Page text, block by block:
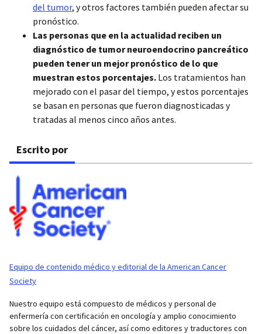
del tumor, y otros factores también pueden afectar su
pronóstico.
Las personas que en la actualidad reciben un
diagnóstico de tumor neuroendocrino pancreático
pueden tener un mejor pronóstico de lo que
muestran estos porcentajes. Los tratamientos han
mejorado con el pasar del tiempo, y estos porcentajes
se basan en personas que fueron diagnosticadas y
tratadas al menos cinco años antes.
Escrito por
Equipo de contenido médico y editorial de la American Cancer
Society
Nuestro equipo está compuesto de médicos y personal de
enfermería con certificación en oncología y amplio conocimiento
sobre los cuidados del cáncer, así como editores y traductores con